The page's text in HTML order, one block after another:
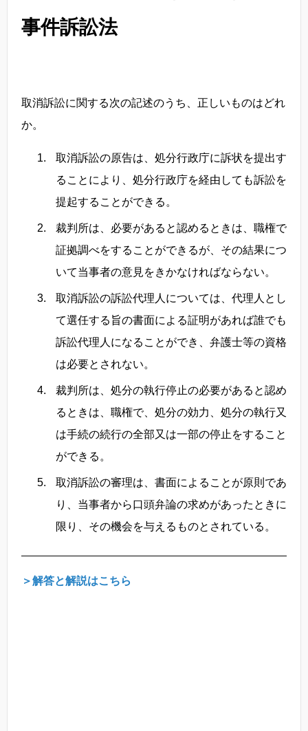
事件訴訟法
取消訴訟に関する次の記述のうち、正しいものはどれ
か。
取消訴訟の原告は、処分行政庁に訴状を提出す
ることにより、処分行政庁を経由しても訴訟を
提起することができる。
裁判所は、必要があると認めるときは、職権で
証拠調べをすることができるが、その結果につ
いて当事者の意見をきかなければならない。
取消訴訟の訴訟代理人については、代理人とし
て選任する旨の書面による証明があれば誰でも
訴訟代理人になることができ、弁護士等の資格
は必要とされない。
裁判所は、処分の執行停止の必要があると認め
るときは、職権で、処分の効力、処分の執行又
は手続の続行の全部又は一部の停止をすること
ができる。
取消訴訟の審理は、書面によることが原則であ
り、当事者から口頭弁論の求めがあったときに
限り、その機会を与えるものとされている。
＞解答と解説はこちら